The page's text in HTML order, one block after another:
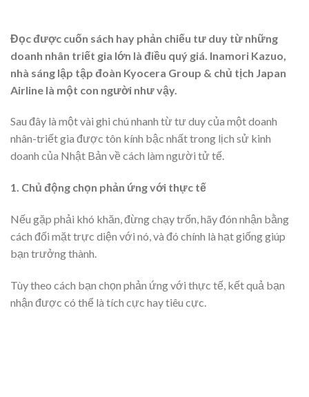
Đọc được cuốn sách hay phản chiếu tư duy từ những
doanh nhân triết gia lớn là điều quý giá. Inamori Kazuo,
nhà sáng lập tập đoàn Kyocera Group & chủ tịch Japan
Airline là một con người như vậy.
Sau đây là một vài ghi chú nhanh từ tư duy của một doanh
nhân-triết gia được tôn kính bậc nhất trong lịch sử kinh
doanh của Nhật Bản về cách làm người tử tế.
1. Chủ động chọn phản ứng với thực tế
Nếu gặp phải khó khăn, đừng chạy trốn, hãy đón nhận bằng
cách đối mặt trực diện với nó, và đó chính là hạt giống giúp
bạn trưởng thành.
Tùy theo cách bạn chọn phản ứng với thực tế, kết quả bạn
nhận được có thể là tích cực hay tiêu cực.